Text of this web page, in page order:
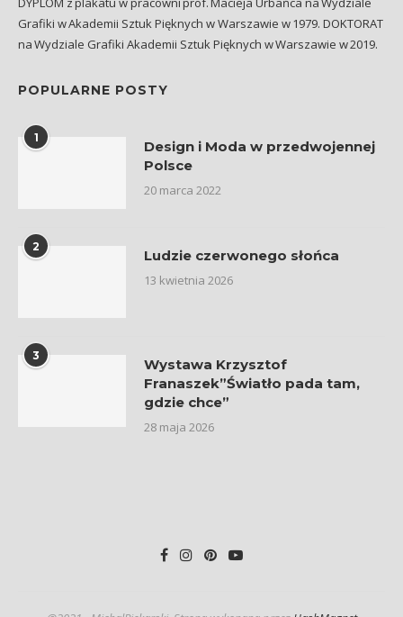
Grafiki w Akademii Sztuk Pięknych w Warszawie w 1979. DOKTORAT
na Wydziale Grafiki Akademii Sztuk Pięknych w Warszawie w 2019.
POPULARNE POSTY
1
Design i Moda w przedwojennej
Polsce
20 marca 2022
2 Ludzie czerwonego słońca
13 kwietnia 2026
3
Wystawa Krzysztof
Franaszek”Światło pada tam,
gdzie chce”
28 maja 2026